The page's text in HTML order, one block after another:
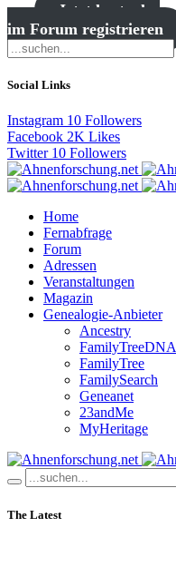
Jetzt kostenlos
im Forum registrieren
Social Links
Instagram 10 Followers
Facebook 2K Likes
Twitter 10 Followers
Home
Fernabfrage
Forum
Adressen
Veranstaltungen
Magazin
Genealogie-Anbieter
Ancestry
FamilyTreeDNA
FamilyTree
FamilySearch
Geneanet
23andMe
MyHeritage
The Latest